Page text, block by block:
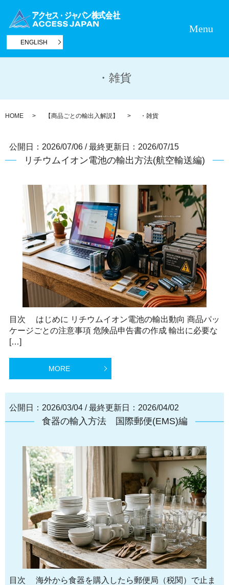
ENGLISH
Menu
・雑貨
HOME 【商品ごとの輸出入解説】 ・雑貨
公開日：2026/07/06 /最終更新日：2026/07/15
リチウムイオン電池の輸出方法(航空輸送編)
目次 はじめに リチウムイオン電池の輸出動向 商品パッ
ケージごとの注意事項 危険品申告書の作成 輸出に必要な
[…]
MORE
公開日：2026/03/04 /最終更新日：2026/04/02
食器の輸入方法 国際郵便(EMS)編
目次 海外から食器を購入したら郵便局（税関）で止ま